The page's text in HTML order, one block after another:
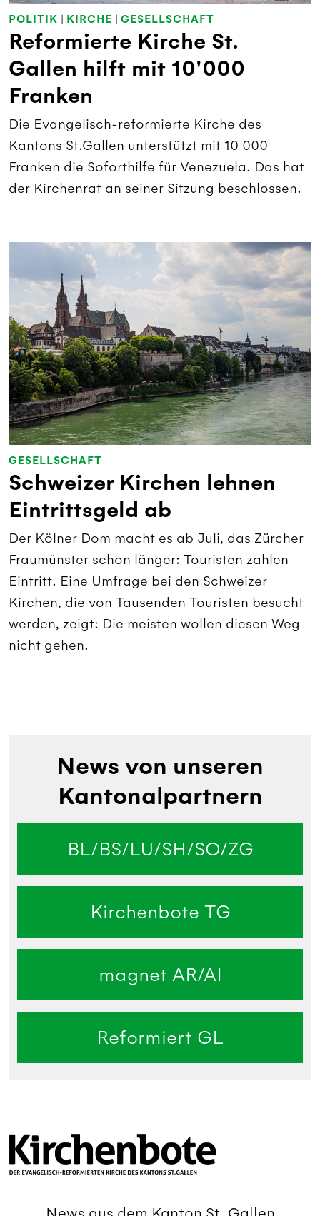
POLITIK | KIRCHE | GESELLSCHAFT
Reformierte Kirche St.
Gallen hilft mit 10'000
Franken
Die Evangelisch-reformierte Kirche des
Kantons St.Gallen unterstützt mit 10 000
Franken die Soforthilfe für Venezuela. Das hat
der Kirchenrat an seiner Sitzung beschlossen.
GESELLSCHAFT
Schweizer Kirchen lehnen
Eintrittsgeld ab
Der Kölner Dom macht es ab Juli, das Zürcher
Fraumünster schon länger: Touristen zahlen
Eintritt. Eine Umfrage bei den Schweizer
Kirchen, die von Tausenden Touristen besucht
werden, zeigt: Die meisten wollen diesen Weg
nicht gehen.
News von unseren
Kantonalpartnern
BL/BS/LU/SH/SO/ZG
Kirchenbote TG
magnet AR/AI
Reformiert GL